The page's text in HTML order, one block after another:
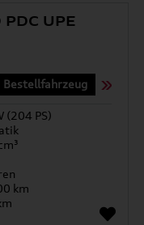
UPE
Bestellfahrzeug
(204 PS)
km